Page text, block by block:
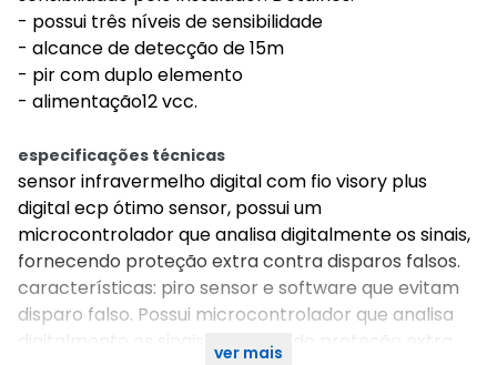
- possui três níveis de sensibilidade
- alcance de detecção de 15m
- pir com duplo elemento
- alimentação12 vcc.
especificações técnicas
sensor infravermelho digital com fio visory plus
digital ecp ótimo sensor, possui um
microcontrolador que analisa digitalmente os sinais,
fornecendo proteção extra contra disparos falsos.
características: piro sensor e software que evitam
disparo falso. Possui microcontrolador que analisa
digitalmente os sinais, fornecendo proteção extra
ver mais